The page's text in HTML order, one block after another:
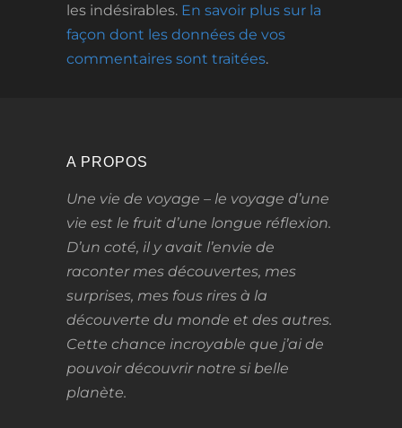
les indésirables. En savoir plus sur la
façon dont les données de vos
commentaires sont traitées.
A PROPOS
Une vie de voyage – le voyage d’une
vie est le fruit d’une longue réflexion.
D’un coté, il y avait l’envie de
raconter mes découvertes, mes
surprises, mes fous rires à la
découverte du monde et des autres.
Cette chance incroyable que j’ai de
pouvoir découvrir notre si belle
planète.